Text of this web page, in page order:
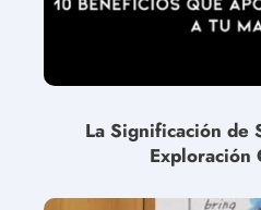
La Significación de
Exploración